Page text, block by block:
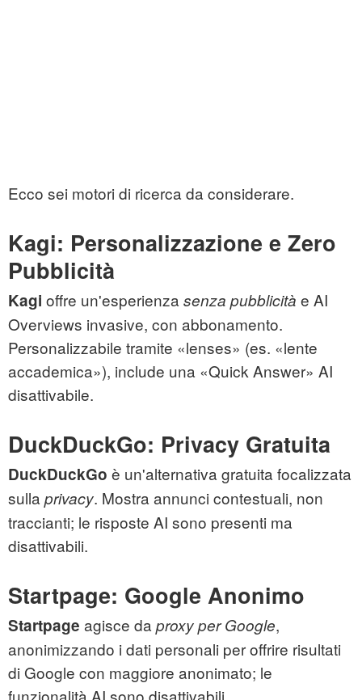
Ecco sei motori di ricerca da considerare.
Kagi: Personalizzazione e Zero
Pubblicità
Kagi offre un'esperienza senza pubblicità e AI
Overviews invasive, con abbonamento.
Personalizzabile tramite «lenses» (es. «lente
accademica»), include una «Quick Answer» AI
disattivabile.
DuckDuckGo: Privacy Gratuita
DuckDuckGo è un'alternativa gratuita focalizzata
sulla privacy. Mostra annunci contestuali, non
traccianti; le risposte AI sono presenti ma
disattivabili.
Startpage: Google Anonimo
Startpage agisce da proxy per Google,
anonimizzando i dati personali per offrire risultati
di Google con maggiore anonimato; le